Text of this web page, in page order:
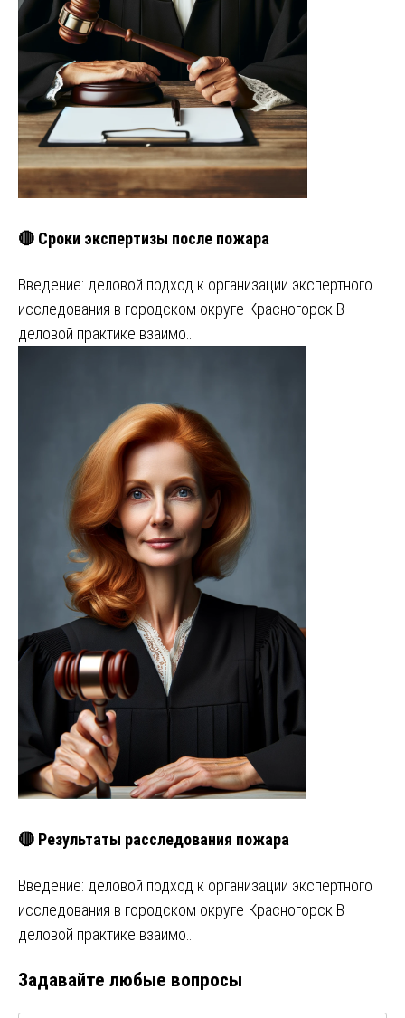
🔴 Сроки экспертизы после пожара
Введение: деловой подход к организации экспертного
исследования в городском округе Красногорск В
деловой практике взаимо…
🔴 Результаты расследования пожара
Введение: деловой подход к организации экспертного
исследования в городском округе Красногорск В
деловой практике взаимо…
Задавайте любые вопросы